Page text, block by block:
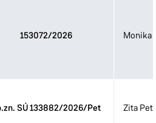
153072/2026 Monika
SÚ 133882/2026/Pet Zita